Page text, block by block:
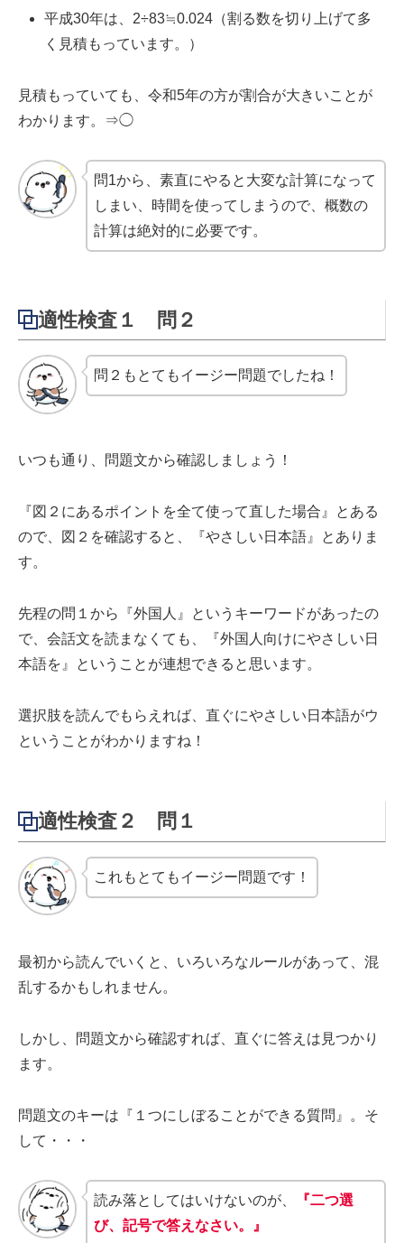
平成30年は、2÷83≒0.024（割る数を切り上げて多
く見積もっています。）
見積もっていても、令和5年の方が割合が大きいことが
わかります。⇒◯
問1から、素直にやると大変な計算になって
しまい、時間を使ってしまうので、概数の
計算は絶対的に必要です。
適性検査１ 問２
問２もとてもイージー問題でしたね！
いつも通り、問題文から確認しましょう！
『図２にあるポイントを全て使って直した場合』とある
ので、図２を確認すると、『やさしい日本語』とありま
す。
先程の問１から『外国人』というキーワードがあったの
で、会話文を読まなくても、『外国人向けにやさしい日
本語を』ということが連想できると思います。
選択肢を読んでもらえれば、直ぐにやさしい日本語がウ
ということがわかりますね！
適性検査２ 問１
これもとてもイージー問題です！
最初から読んでいくと、いろいろなルールがあって、混
乱するかもしれません。
しかし、問題文から確認すれば、直ぐに答えは見つかり
ます。
問題文のキーは『１つにしぼることができる質問』。そ
して・・・
読み落としてはいけないのが、
『二つ選
び、記号で答えなさい。』